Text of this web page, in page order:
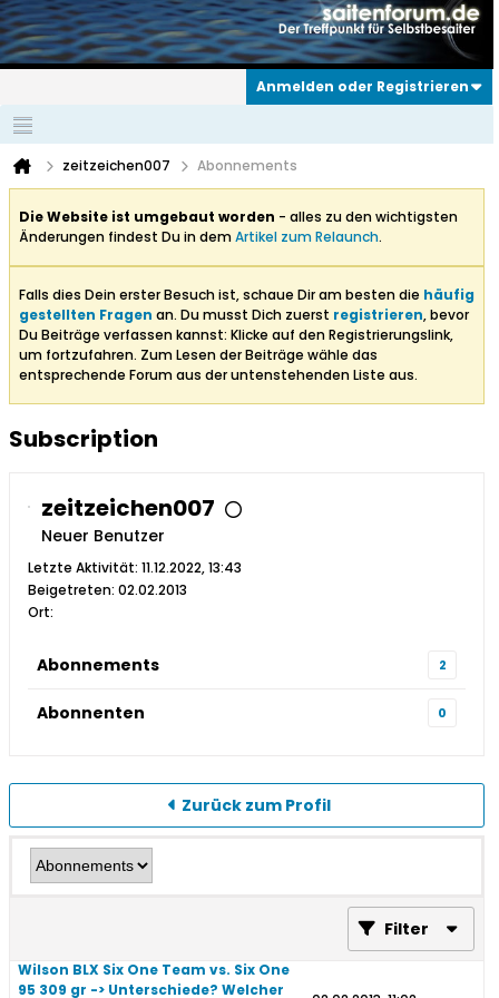
Anmelden oder Registrieren
zeitzeichen007 Abonnements
Die Website ist umgebaut worden - alles zu den wichtigsten
Änderungen findest Du in demArtikel zum Relaunch.
Falls dies Dein erster Besuch ist, schaue Dir am besten die häufig
gestellten Fragen an. Du musst Dich zuerst registrieren, bevor
Du Beiträge verfassen kannst: Klicke auf den Registrierungslink,
um fortzufahren. Zum Lesen der Beiträge wähle das
entsprechende Forum aus der untenstehenden Liste aus.
Subscription
zeitzeichen007
Neuer Benutzer
Letzte Aktivität: 11.12.2022, 13:43
Beigetreten: 02.02.2013
Ort:
Abonnements 2
Abonnenten 0
Zurück zum Profil
Filter
Wilson BLX Six One Team vs. Six One
95 309 gr -> Unterschiede? Welcher